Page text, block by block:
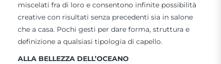
miscelati fra di loro e consentono infinite possibilità
creative con risultati senza precedenti sia in salone
che a casa. Pochi gesti per dare forma, struttura e
definizione a qualsiasi tipologia di capello.
ALLA BELLEZZA DELL’OCEANO